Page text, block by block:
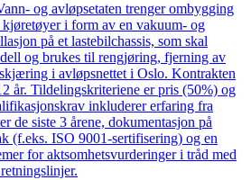
og avløpsetaten trenger ombygging
kjøretøyer i form av en vakuum- og
på et lastebilchassis, som skal
og brukes til rengjøring, fjerning av
i avløpsnettet i Oslo. Kontrakten
år. Tildelingskriteriene er pris (50%) og
inkluderer erfaring fra
de siste 3 årene, dokumentasjon på
(f.eks. ISO 9001-sertifisering) og en
for aktsomhetsvurderinger i tråd med